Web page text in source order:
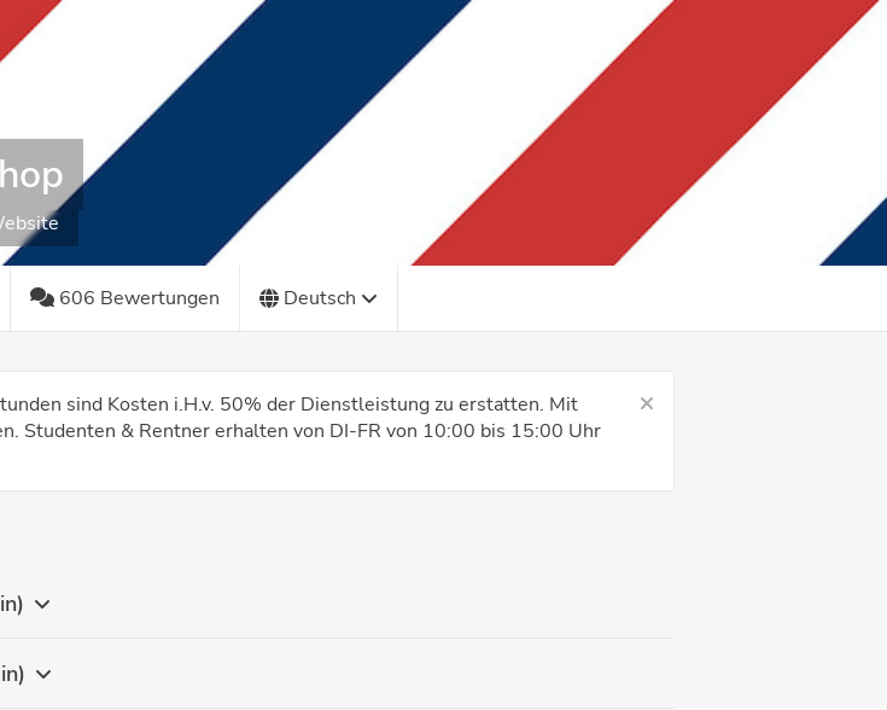
606 Bewertungen Deutsch
sind Kosten i.H.v. 50% der Dienstleistung zu erstatten. Mit
Studenten & Rentner erhalten von DI-FR von 10:00 bis 15:00 Uhr